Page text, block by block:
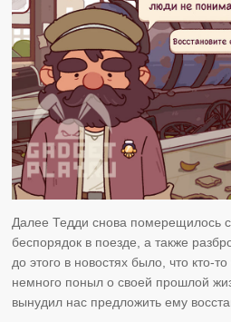
Далее Тедди снова померещилось
беспорядок в поезде, а также
до этого в новостях было, что кто-
немного поныл о своей прошлой
вынудил нас предложить ему